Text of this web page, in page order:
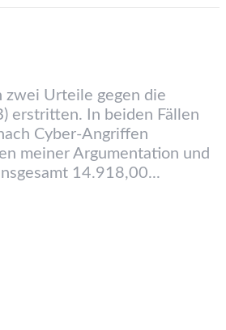
zwei Urteile gegen die
erstritten. In beiden Fällen
Cyber-Angriffen
meiner Argumentation und
14.918,00...